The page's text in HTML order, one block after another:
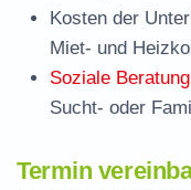
Kosten der
Miet- und
Soziale Beratung
Sucht- oder
Termin